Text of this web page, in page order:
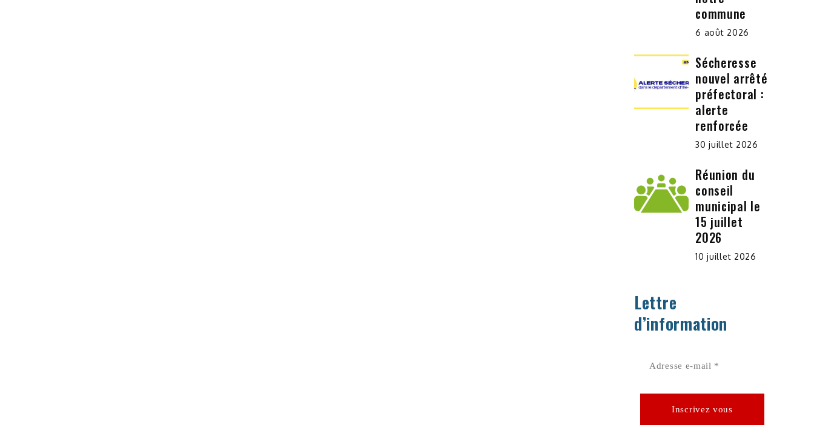
commune
6 août 2026
Sécheresse
nouvel arrêté
préfectoral :
alerte
renforcée
30 juillet 2026
Réunion du
conseil
municipal le
15 juillet
2026
10 juillet 2026
Lettre
d’information